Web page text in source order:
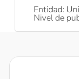
Entidad:
Nivel de